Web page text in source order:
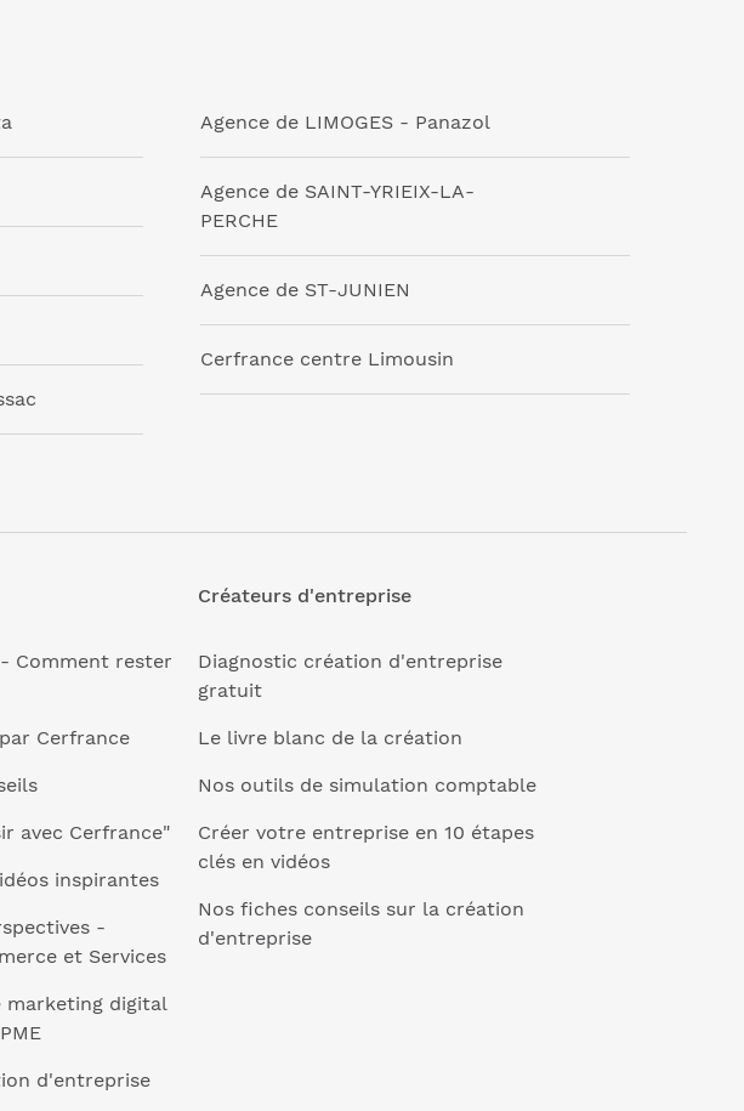
Agence de LIMOGES - Panazol
Agence de SAINT-YRIEIX-LA-
PERCHE
Agence de ST-JUNIEN
Cerfrance centre Limousin
Comment rester
Cerfrance
avec Cerfrance"
inspirantes
-
et Services
marketing digital
d'entreprise
Créateurs d'entreprise
Diagnostic création d'entreprise
gratuit
Le livre blanc de la création
Nos outils de simulation comptable
Créer votre entreprise en 10 étapes
clés en vidéos
Nos fiches conseils sur la création
d'entreprise